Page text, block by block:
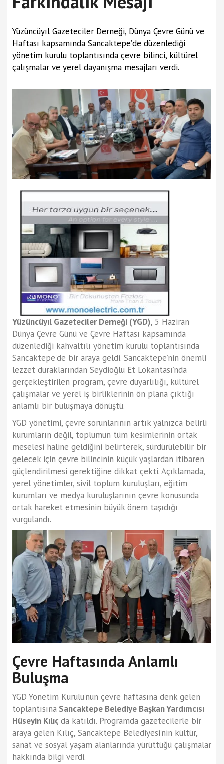
Yüzüncüyıl Gazeteciler Derneği, Dünya Çevre Günü ve
Haftası kapsamında Sancaktepe’de düzenlediği
yönetim kurulu toplantısında çevre bilinci, kültürel
çalışmalar ve yerel dayanışma mesajları verdi.
Yüzüncüyıl Gazeteciler Derneği (YGD), 5 Haziran
Dünya Çevre Günü ve Çevre Haftası kapsamında
düzenlediği kahvaltılı yönetim kurulu toplantısında
Sancaktepe’de bir araya geldi. Sancaktepe’nin önemli
lezzet duraklarından Seydioğlu Et Lokantası’nda
gerçekleştirilen program, çevre duyarlılığı, kültürel
çalışmalar ve yerel iş birliklerinin ön plana çıktığı
anlamlı bir buluşmaya dönüştü.
YGD yönetimi, çevre sorunlarının artık yalnızca belirli
kurumların değil, toplumun tüm kesimlerinin ortak
meselesi haline geldiğini belirterek, sürdürülebilir bir
gelecek için çevre bilincinin küçük yaşlardan itibaren
güçlendirilmesi gerektiğine dikkat çekti. Açıklamada,
yerel yönetimler, sivil toplum kuruluşları, eğitim
kurumları ve medya kuruluşlarının çevre konusunda
ortak hareket etmesinin büyük önem taşıdığı
vurgulandı.
Çevre Haftasında Anlamlı
Buluşma
YGD Yönetim Kurulu’nun çevre haftasına denk gelen
toplantısına Sancaktepe Belediye Başkan Yardımcısı
Hüseyin Kılıç da katıldı. Programda gazetecilerle bir
araya gelen Kılıç, Sancaktepe Belediyesi’nin kültür,
sanat ve sosyal yaşam alanlarında yürüttüğü çalışmalar
hakkında bilgi verdi.